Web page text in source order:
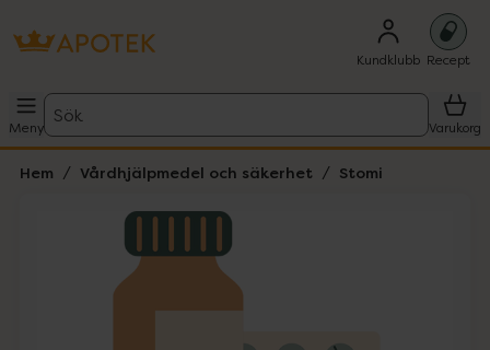
Kundklubb Recept
Meny
Sök
Varukorg
Hem Vårdhjälpmedel och säkerhet Stomi
Lista: . Innehåller 1 objekt.